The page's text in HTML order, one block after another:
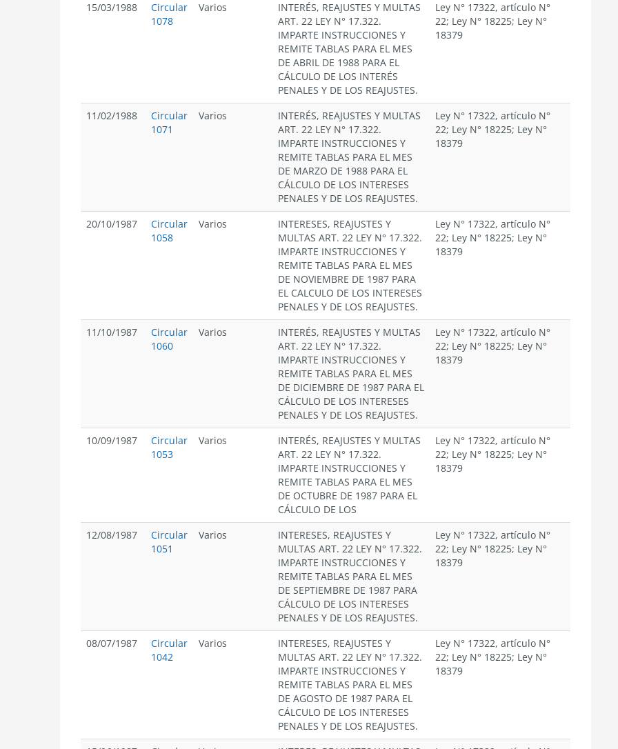
15/03/1988
Circular
1078
Varios
INTERÉS, REAJUSTES Y MULTAS
ART. 22 LEY N° 17.322.
IMPARTE INSTRUCCIONES Y
REMITE TABLAS PARA EL MES
DE ABRIL DE 1988 PARA EL
CÁLCULO DE LOS INTERÉS
PENALES Y DE LOS REAJUSTES.
Ley N° 17322, artículo N°
22; Ley N° 18225; Ley N°
18379
11/02/1988
Circular
1071
Varios
INTERÉS, REAJUSTES Y MULTAS
ART. 22 LEY N° 17.322.
IMPARTE INSTRUCCIONES Y
REMITE TABLAS PARA EL MES
DE MARZO DE 1988 PARA EL
CÁLCULO DE LOS INTERESES
PENALES Y DE LOS REAJUSTES.
Ley N° 17322, artículo N°
22; Ley N° 18225; Ley N°
18379
20/10/1987
Circular
1058
Varios
INTERESES, REAJUSTES Y
MULTAS ART. 22 LEY N° 17.322.
IMPARTE INSTRUCCIONES Y
REMITE TABLAS PARA EL MES
DE NOVIEMBRE DE 1987 PARA
EL CALCULO DE LOS INTERESES
PENALES Y DE LOS REAJUSTES.
Ley N° 17322, artículo N°
22; Ley N° 18225; Ley N°
18379
11/10/1987
Circular
1060
Varios
INTERÉS, REAJUSTES Y MULTAS
ART. 22 LEY N° 17.322.
IMPARTE INSTRUCCIONES Y
REMITE TABLAS PARA EL MES
DE DICIEMBRE DE 1987 PARA EL
CÁLCULO DE LOS INTERESES
PENALES Y DE LOS REAJUSTES.
Ley N° 17322, artículo N°
22; Ley N° 18225; Ley N°
18379
10/09/1987
Circular
1053
Varios
INTERÉS, REAJUSTES Y MULTAS
ART. 22 LEY N° 17.322.
IMPARTE INSTRUCCIONES Y
REMITE TABLAS PARA EL MES
DE OCTUBRE DE 1987 PARA EL
CÁLCULO DE LOS
Ley N° 17322, artículo N°
22; Ley N° 18225; Ley N°
18379
12/08/1987
Circular
1051
Varios
INTERESES, REAJUSTES Y
MULTAS ART. 22 LEY N° 17.322.
IMPARTE INSTRUCCIONES Y
REMITE TABLAS PARA EL MES
DE SEPTIEMBRE DE 1987 PARA
CÁLCULO DE LOS INTERESES
PENALES Y DE LOS REAJUSTES.
Ley N° 17322, artículo N°
22; Ley N° 18225; Ley N°
18379
08/07/1987
Circular
1042
Varios
INTERESES, REAJUSTES Y
MULTAS ART. 22 LEY N° 17.322.
IMPARTE INSTRUCCIONES Y
REMITE TABLAS PARA EL MES
DE AGOSTO DE 1987 PARA EL
CÁLCULO DE LOS INTERESES
PENALES Y DE LOS REAJUSTES.
Ley N° 17322, artículo N°
22; Ley N° 18225; Ley N°
18379